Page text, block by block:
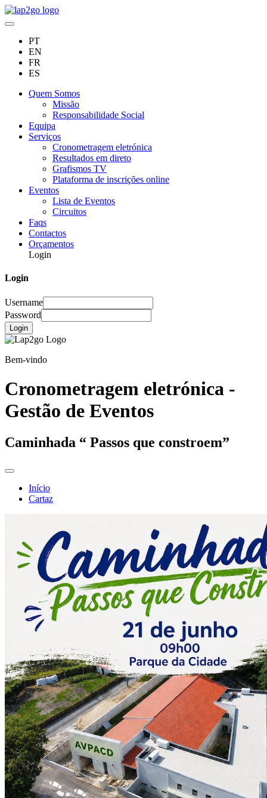
PT
EN
FR
ES
Quem Somos
Missão
Responsabilidade Social
Equipa
Serviços
Cronometragem eletrónica
Resultados em direto
Grafismos TV
Plataforma de inscrições online
Eventos
Lista de Eventos
Circuitos
Faqs
Contactos
Orçamentos
Login
Login
Username
Password
Login
Bem-vindo
Cronometragem eletrónica -
Gestão de Eventos
Caminhada “ Passos que constroem”
Início
Cartaz